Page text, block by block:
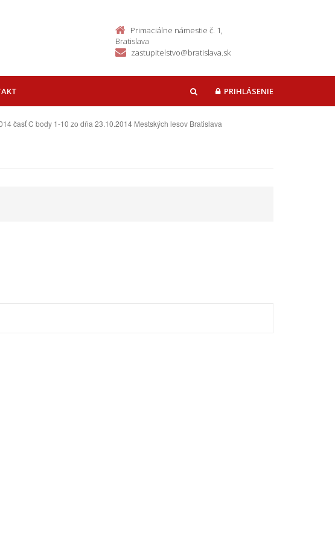
Primaciálne námestie č. 1,
Bratislava
zastupitelstvo@bratislava.sk
HĽADAŤPRIHLÁSENIE
časť C body 1-10 zo dňa 23.10.2014 Mestských lesov Bratislava